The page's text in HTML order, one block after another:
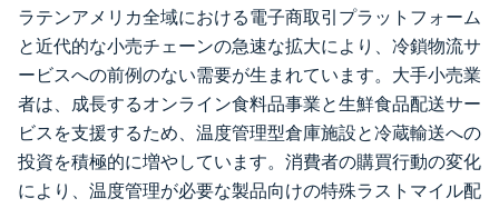
ラテンアメリカ全域における電子商取引プラットフォーム
と近代的な小売チェーンの急速な拡大により、冷鎖物流サ
ービスへの前例のない需要が生まれています。大手小売業
者は、成長するオンライン食料品事業と生鮮食品配送サー
ビスを支援するため、温度管理型倉庫施設と冷蔵輸送への
投資を積極的に増やしています。消費者の購買行動の変化
により、温度管理が必要な製品向けの特殊ラストマイル配